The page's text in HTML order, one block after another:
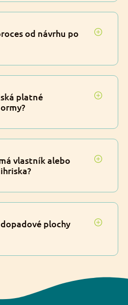
od návrhu po
platné
vlastník alebo
plochy